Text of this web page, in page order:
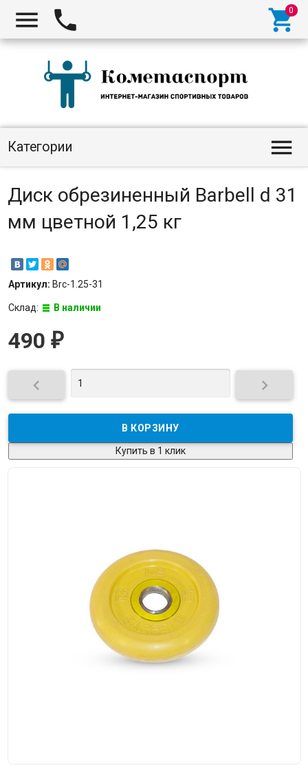
  
Категории 
Диск обрезиненный Barbell d 31
мм цветной 1,25 кг
Артикул: Brc-1.25-31
Склад: В наличии
490 ₽
 
Купить в 1 клик